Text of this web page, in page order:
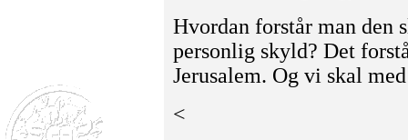
Hvordan forstår man den
personlig skyld? Det
Jerusalem. Og vi skal
<